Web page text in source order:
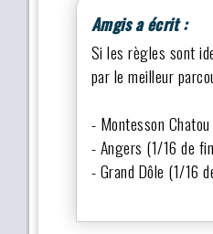
Amgis a écrit :
Si les règles sont
par le meilleur
- Montesson
- Angers (1/16 de
- Grand Dôle (1/16